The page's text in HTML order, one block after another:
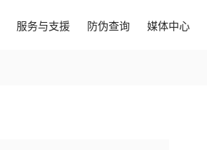
服务与支援 防伪查询 媒体中心